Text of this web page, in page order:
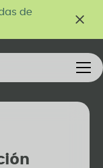
de